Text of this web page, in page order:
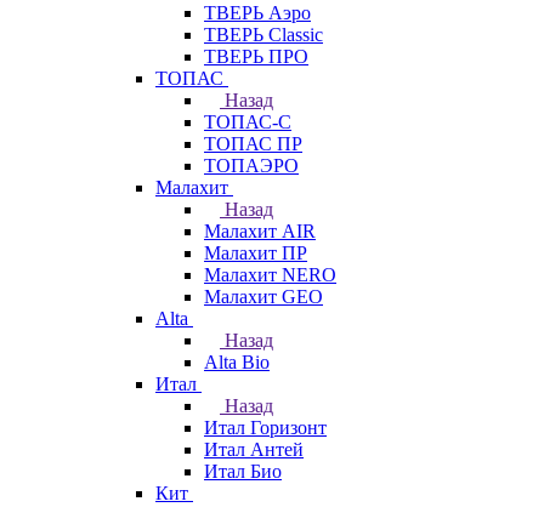
ТВЕРЬ Аэро
ТВЕРЬ Classic
ТВЕРЬ ПРО
ТОПАС
Назад
ТОПАС-С
ТОПАС ПР
ТОПАЭРО
Малахит
Назад
Малахит AIR
Малахит ПР
Малахит NERO
Малахит GEO
Alta
Назад
Alta Bio
Итал
Назад
Итал Горизонт
Итал Антей
Итал Био
Кит